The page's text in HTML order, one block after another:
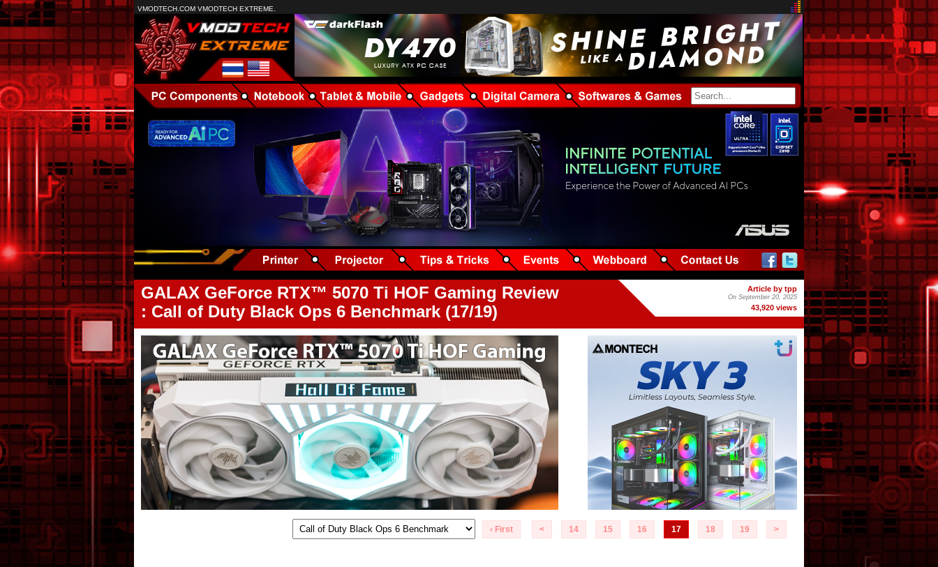
VMODTECH.COM VMODTECH EXTREME.
GALAX GeForce RTX™ 5070 Ti HOF Gaming Review
: Call of Duty Black Ops 6 Benchmark (17/19)
Article by tpp
On September 20, 2025
43,920 views
‹ First < 14 15 16 17 18 19 >